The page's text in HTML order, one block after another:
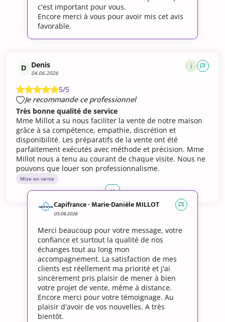
c'est important pour vous.
Encore merci à vous pour avoir mis cet avis
favorable.
D Denis
04.06.2026
i
5/5
Je recommande ce professionnel
Très bonne qualité de service
Mme Millot a su nous faciliter la vente de notre maison
grâce à sa compétence, empathie, discrétion et
disponibilité. Les préparatifs de la vente ont été
parfaitement exécutés avec méthode et précision. Mme
Millot nous a tenu au courant de chaque visite. Nous ne
pouvons que louer son professionnalisme.
Mise en vente
Capifrance - Marie-Danièle MILLOT
05.06.2026
Merci beaucoup pour votre message, votre
confiance et surtout la qualité de nos
échanges tout au long mon
accompagnement. La satisfaction de mes
clients est réellement ma priorité et j'ai
sincèrement pris plaisir de mener à bien
votre projet de vente, même à distance.
Encore merci pour votre témoignage. Au
plaisir d'avoir de vos nouvelles. A très
bientôt.